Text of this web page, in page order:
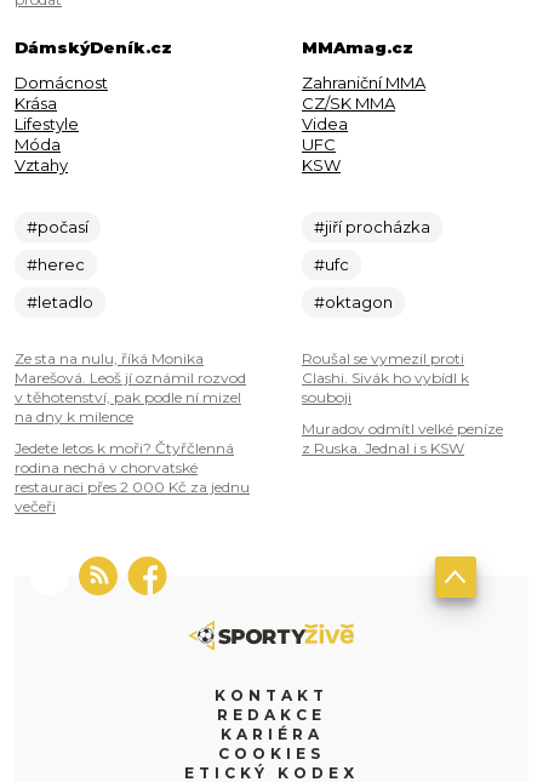
DámskýDeník.cz
Domácnost
Krása
Lifestyle
Móda
Vztahy
#počasí
#herec
#letadlo
Ze sta na nulu, říká Monika
Marešová. Leoš jí oznámil rozvod
v těhotenství, pak podle ní mizel
na dny k milence
Jedete letos k moři? Čtyřčlenná
rodina nechá v chorvatské
restauraci přes 2 000 Kč za jednu
večeři
MMAmag.cz
Zahraniční MMA
CZ/SK MMA
Videa
UFC
KSW
#jiří procházka
#ufc
#oktagon
Roušal se vymezil proti
Clashi. Sivák ho vybídl k
souboji
Muradov odmítl velké peníze
z Ruska. Jednal i s KSW
KONTAKT
REDAKCE
KARIÉRA
COOKIES
ETICKÝ KODEX